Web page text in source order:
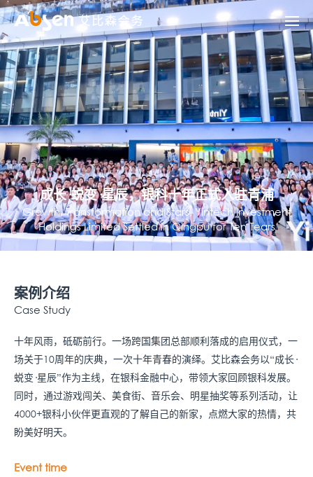
成长·蜕变·星辰，银科十年正式入驻青浦
Growth, Transformation and Stars, Yintech Investment
Holdings Limited Settled in Qingpu for Ten Tears
案例介绍
Case Study
十年风雨，砥砺前行。一场跨国集团总部顺利落成的启用仪式，一
场关于10周年的庆典，一次十年青春的演绎。艾比森会务以“成长·
蜕变·星辰”作为主线，在银科金融中心，带领大家回顾银科发展。
同时，通过游戏闯关、美食街、音乐会、明星抽奖等系列活动，让
4000+银科小伙伴更直观的了解自己的新家，点燃大家的热情，共
盼美好明天。
Event time